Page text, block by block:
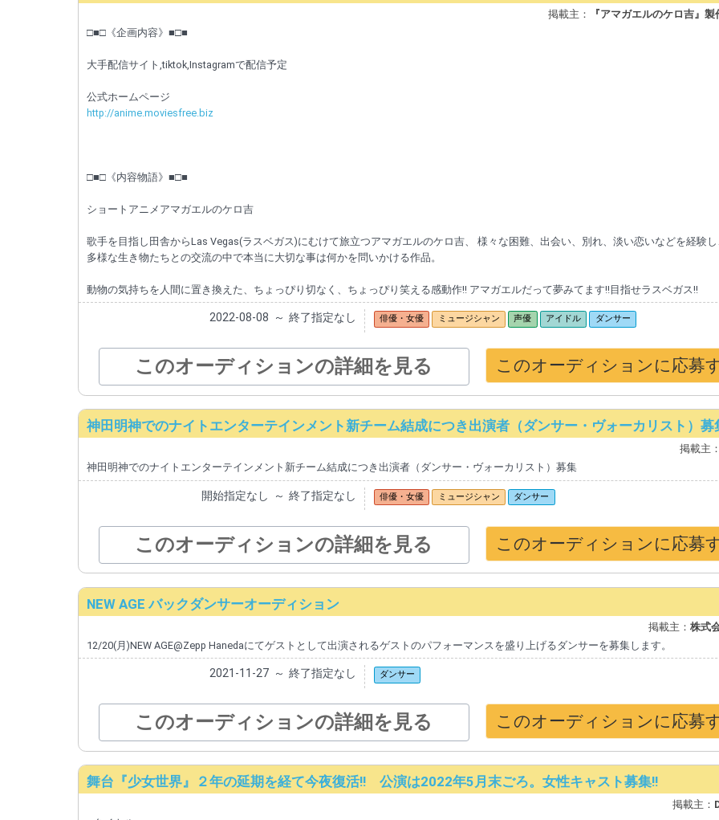
掲載主：
『アマガエルのケロ吉』
□■□《企画内容》■□■
大手配信サイト,tiktok,Instagramで配信予定
公式ホームページ
http://anime.moviesfree.biz
□■□《内容物語》■□■
ショートアニメアマガエルのケロ吉
歌手を目指し田舎からLas Vegas(ラスベガス)にむけて旅立つアマガエルのケロ吉、 様々な困難、出会い、別れ、淡い恋いなどを経験
多様な生き物たちとの交流の中で本当に大切な事は何かを問いかける作品。
動物の気持ちを人間に置き換えた、ちょっぴり切なく、ちょっぴり笑える感動作!! アマガエルだって夢みてます!!目指せラスベガス!!
2022-08-08 ～ 終了指定なし 俳優・女優 ミュージシャン 声優 アイドル ダンサー
このオーディションの詳細を見る このオーディションに応募
神田明神でのナイトエンターテインメント新チーム結成につき出演者（ダンサー・ヴォーカリスト）募
掲載主
神田明神でのナイトエンターテインメント新チーム結成につき出演者（ダンサー・ヴォーカリスト）募集
開始指定なし ～ 終了指定なし 俳優・女優 ミュージシャン ダンサー
このオーディションの詳細を見る このオーディションに応募
NEW AGE バックダンサーオーディション
掲載主：株式
12/20(月)NEW AGE@Zepp Hanedaにてゲストとして出演されるゲストのパフォーマンスを盛り上げるダンサーを募集します。
2021-11-27 ～ 終了指定なし ダンサー
このオーディションの詳細を見る このオーディションに応募
舞台『少女世界』２年の延期を経て今夜復活!! 公演は2022年5月末ごろ。女性キャスト募集!!
掲載主：